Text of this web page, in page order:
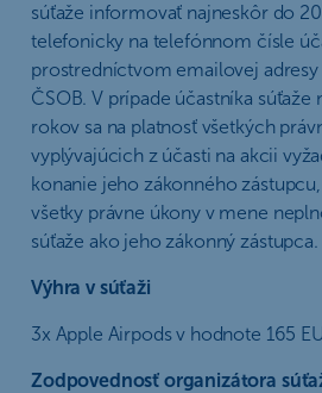
súťaže informovať najneskôr do
telefonicky na telefónnom čísle
prostredníctvom emailovej
ČSOB. V prípade účastníka súťaže
rokov sa na platnosť všetkých
vyplývajúcich z účasti na akcii
konanie jeho zákonného
všetky právne úkony v mene
súťaže ako jeho zákonný zástupca.
Výhra v súťaži
3x Apple Airpods v hodnote 165
Zodpovednosť organizátora